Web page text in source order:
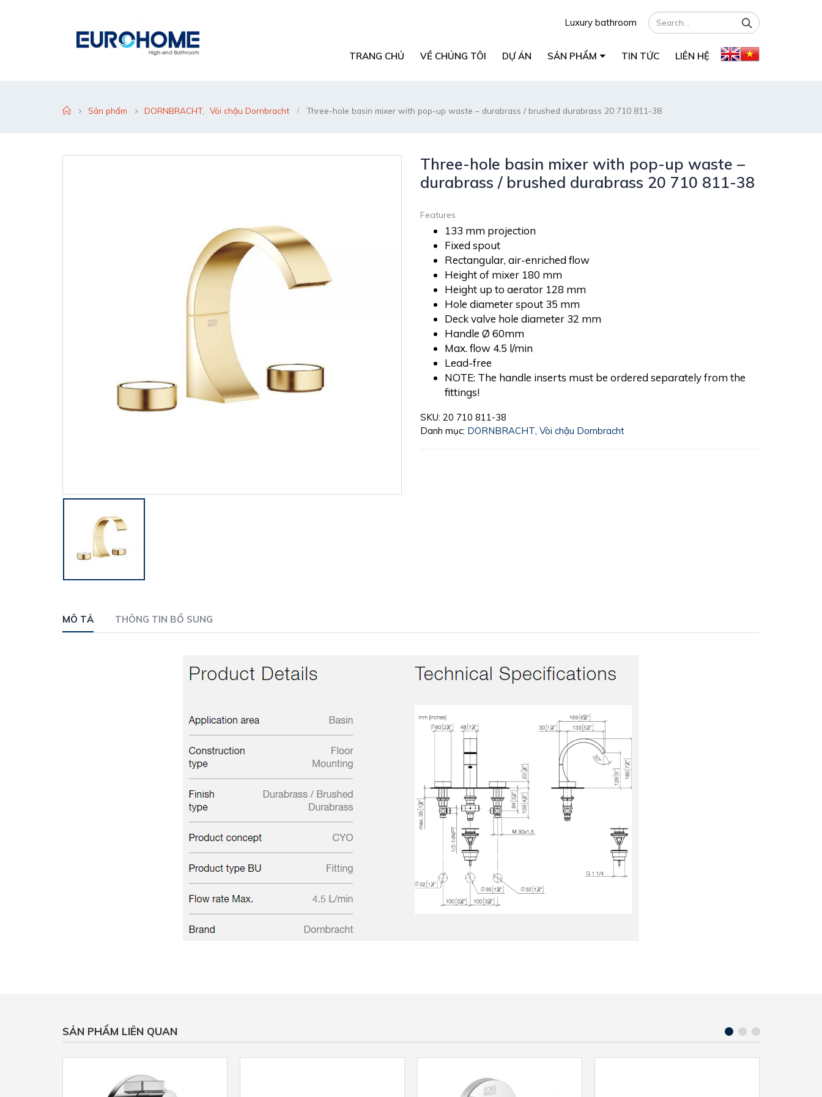
Luxury bathroom
TRANG CHỦ VỀ CHÚNG TÔI DỰ ÁN SẢN PHẨM TIN TỨC LIÊN HỆ
Sản phẩm DORNBRACHT, Vòi chậu Dornbracht Three-hole basin mixer with pop-up waste – durabrass / brushed durabrass 20 710 811-38
Three-hole basin mixer with pop-up waste –
durabrass / brushed durabrass 20 710 811-38
Features
133 mm projection
Fixed spout
Rectangular, air-enriched flow
Height of mixer 180 mm
Height up to aerator 128 mm
Hole diameter spout 35 mm
Deck valve hole diameter 32 mm
Handle Ø 60mm
Max. flow 4.5 l/min
Lead-free
NOTE: The handle inserts must be ordered separately from the
fittings!
SKU: 20 710 811-38
Danh mục: DORNBRACHT, Vòi chậu Dornbracht
MÔ TẢ THÔNG TIN BỔ SUNG
SẢN PHẨM LIÊN QUAN